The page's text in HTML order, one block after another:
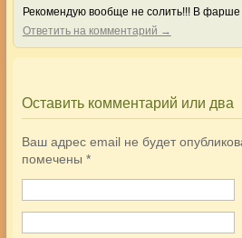
Рекомендую вообще не солить!!! В фарше
Ответить на комментарий →
Оставить комментарий или два
Ваш адрес email не будет
помечены *